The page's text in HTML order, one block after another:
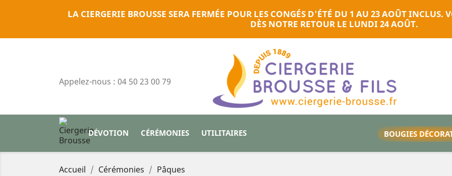
LA CIERGERIE BROUSSE SERA FERMÉE POUR LES CONGÉS D'ÉTÉ DU 1 AU 23 AOÛT INCLUS.
DÈS NOTRE RETOUR LE LUNDI 24 AOÛT.
Appelez-nous : 04 50 23 00 79
DÉVOTION CÉRÉMONIES UTILITAIRES BOUGIES
Accueil Cérémonies Pâques